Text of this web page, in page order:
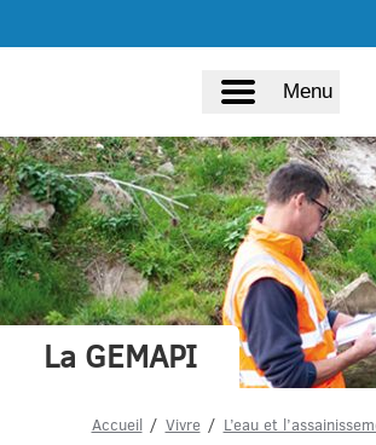
Menu
La GEMAPI
Accueil Vivre L’eau et